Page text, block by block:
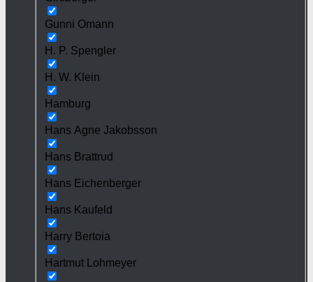
Gunni Omann
H. P. Spengler
H. W. Klein
Hamburg
Hans Agne Jakobsson
Hans Brattrud
Hans Eichenberger
Hans Kaufeld
Harry Bertoia
Hartmut Lohmeyer